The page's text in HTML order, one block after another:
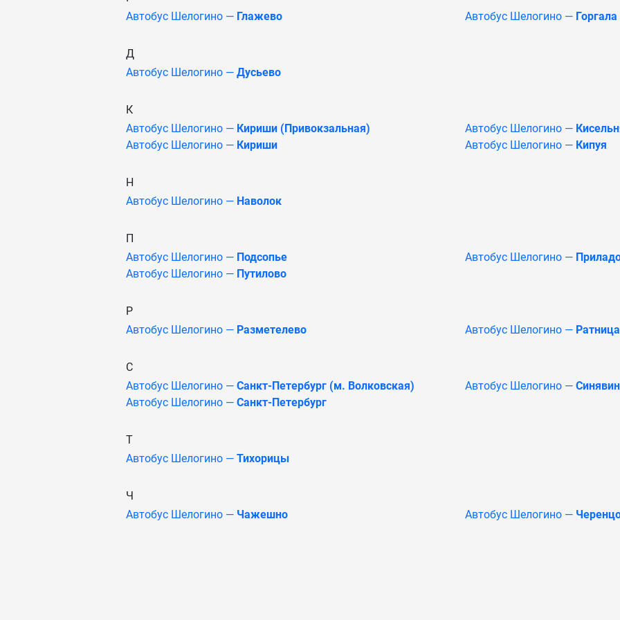
Автобус Шелогино — Глажево Автобус Шелогино — Горгала
Д
Автобус Шелогино — Дусьево
К
Автобус Шелогино — Кириши (Привокзальная) Автобус Шелогино —
Автобус Шелогино — Кириши Автобус Шелогино — Кипуя
Н
Автобус Шелогино — Наволок
П
Автобус Шелогино — Подсопье Автобус Шелогино —
Автобус Шелогино — Путилово
Р
Автобус Шелогино — Разметелево Автобус Шелогино — Ратница
С
Автобус Шелогино — Санкт-Петербург (м. Волковская) Автобус Шелогино —
Автобус Шелогино — Санкт-Петербург
Т
Автобус Шелогино — Тихорицы
Ч
Автобус Шелогино — Чажешно Автобус Шелогино —